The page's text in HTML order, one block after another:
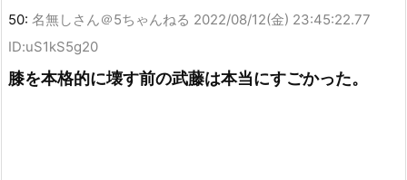
50: 名無しさん＠5ちゃんねる 2022/08/12(金) 23:45:22.77
ID:uS1kS5g20
膝を本格的に壊す前の武藤は本当にすごかった。